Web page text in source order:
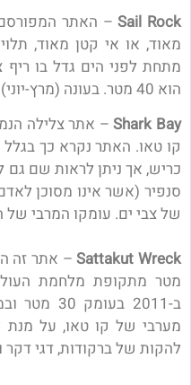
Sail Rock
– האתר
מאוד, או אי קטן מאוד,
מתחת לפני הים גדל בו ריף
הוא 40 מטר. בעונה (מרץ-יוני) ניתן לראות שם כרישי לוויתן.
Shark Bay
– אתר צלילה
קו טאו. האתר נקרא כך
כריש, אך ניתן לראות שם
סנפיר (אשר אינו מסוכן
של צבי ים. עומקו המרבי של האתר
Sattakut Wreck
–
מטר מתקופת מלחמת
מערבי של קו טאו, על מנת
להקות של ברקודות, דגי דקר